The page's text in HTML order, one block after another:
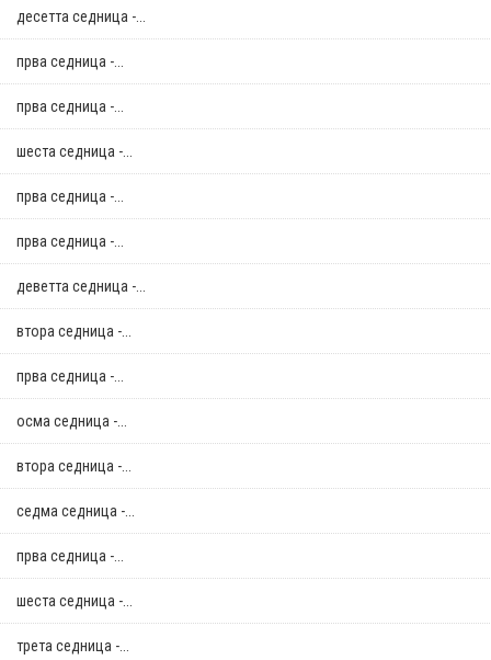
десетта седница -...
прва седница -...
прва седница -...
шеста седница -...
прва седница -...
прва седница -...
деветта седница -...
втора седница -...
прва седница -...
осма седница -...
втора седница -...
седма седница -...
прва седница -...
шеста седница -...
трета седница -...